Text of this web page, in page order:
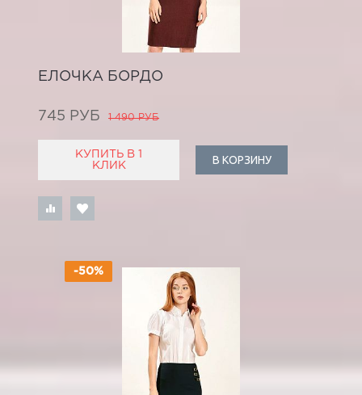
ЕЛОЧКА БОРДО
745 РУБ 1 490 РУБ
КУПИТЬ В 1
КЛИК
В КОРЗИНУ
-50%